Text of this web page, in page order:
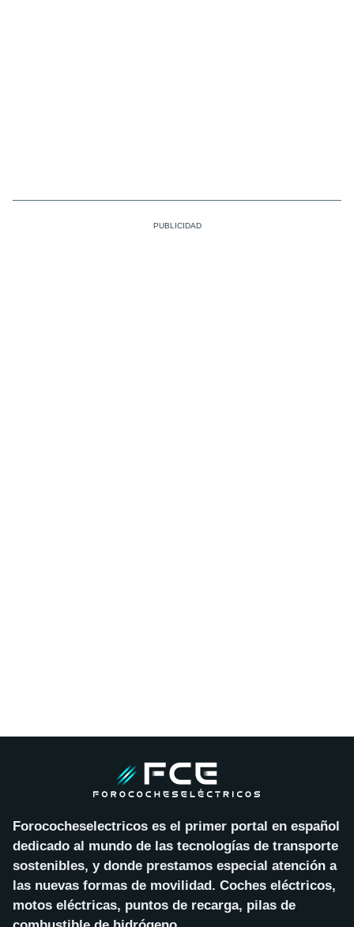
Forococheselectricos es el primer portal en español
dedicado al mundo de las tecnologías de transporte
sostenibles, y donde prestamos especial atención a
las nuevas formas de movilidad. Coches eléctricos,
motos eléctricas, puntos de recarga, pilas de